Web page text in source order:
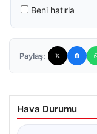
Beni hatırla
Paylaş:
Hava Durumu